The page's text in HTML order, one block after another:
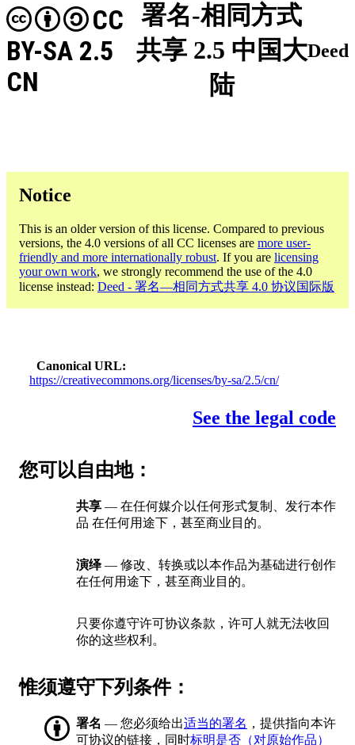
署名-相同方式
共享 2.5 中国大
陆
CC
BY-SA 2.5
CN
Deed
Notice
This is an older version of this license. Compared to previous
versions, the 4.0 versions of all CC licenses are more user-
friendly and more internationally robust. If you are licensing
your own work, we strongly recommend the use of the 4.0
license instead: Deed - 署名—相同方式共享 4.0 协议国际版
Canonical URL
https://creativecommons.org/licenses/by-sa/2.5/cn/
See the legal code
您可以自由地：
共享 — 在任何媒介以任何形式复制、发行本作
品 在任何用途下，甚至商业目的。
演绎 — 修改、转换或以本作品为基础进行创作
在任何用途下，甚至商业目的。
只要你遵守许可协议条款，许可人就无法收回
你的这些权利。
惟须遵守下列条件：
署名 — 您必须给出适当的署名 ，提供指向本许
可协议的链接，同时标明是否（对原始作品）